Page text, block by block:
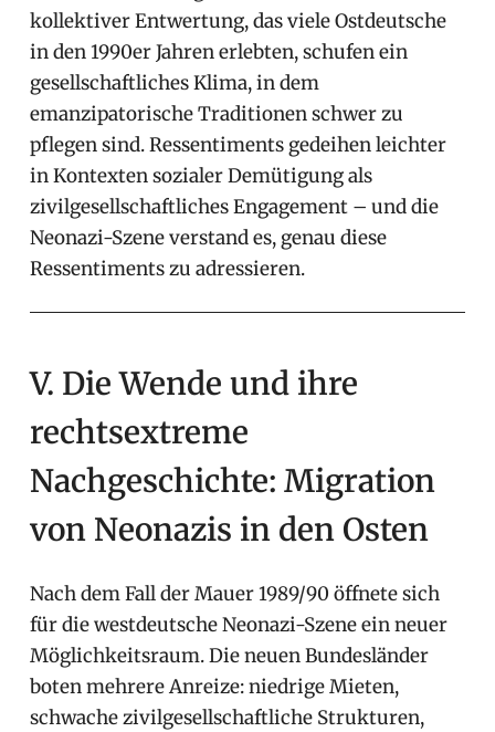
kollektiver Entwertung, das viele Ostdeutsche
in den 1990er Jahren erlebten, schufen ein
gesellschaftliches Klima, in dem
emanzipatorische Traditionen schwer zu
pflegen sind. Ressentiments gedeihen leichter
in Kontexten sozialer Demütigung als
zivilgesellschaftliches Engagement – und die
Neonazi-Szene verstand es, genau diese
Ressentiments zu adressieren.
V. Die Wende und ihre
rechtsextreme
Nachgeschichte: Migration
von Neonazis in den Osten
Nach dem Fall der Mauer 1989/90 öffnete sich
für die westdeutsche Neonazi-Szene ein neuer
Möglichkeitsraum. Die neuen Bundesländer
boten mehrere Anreize: niedrige Mieten,
schwache zivilgesellschaftliche Strukturen,